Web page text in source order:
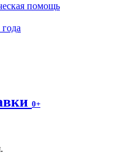
помощь
0+